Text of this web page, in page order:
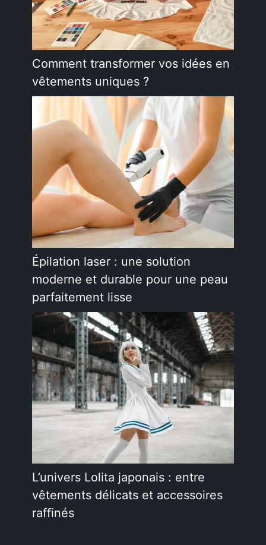
Comment transformer vos idées en
vêtements uniques ?
Épilation laser : une solution
moderne et durable pour une peau
parfaitement lisse
L’univers Lolita japonais : entre
vêtements délicats et accessoires
raffinés